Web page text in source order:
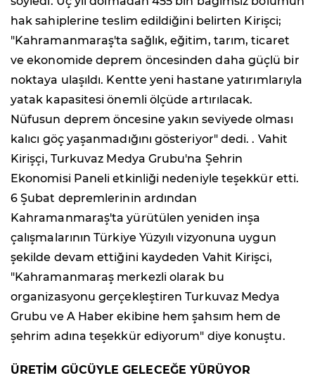
hak sahiplerine teslim edildiğini belirten Kirişci;
"Kahramanmaraş'ta sağlık, eğitim, tarım, ticaret
ve ekonomide deprem öncesinden daha güçlü bir
noktaya ulaşıldı. Kentte yeni hastane yatırımlarıyla
yatak kapasitesi önemli ölçüde artırılacak.
Nüfusun deprem öncesine yakın seviyede olması
kalıcı göç yaşanmadığını gösteriyor" dedi. . Vahit
Kirişçi, Turkuvaz Medya Grubu'na Şehrin
Ekonomisi Paneli etkinliği nedeniyle teşekkür etti.
6 Şubat depremlerinin ardından
Kahramanmaraş'ta yürütülen yeniden inşa
çalışmalarının Türkiye Yüzyılı vizyonuna uygun
şekilde devam ettiğini kaydeden Vahit Kirişci,
"Kahramanmaraş merkezli olarak bu
organizasyonu gerçekleştiren Turkuvaz Medya
Grubu ve A Haber ekibine hem şahsım hem de
şehrim adına teşekkür ediyorum" diye konuştu.
ÜRETİM GÜCÜYLE GELECEĞE YÜRÜYOR